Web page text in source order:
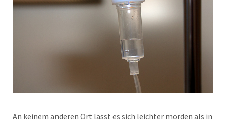
An keinem anderen Ort lässt es sich leichter morden als in